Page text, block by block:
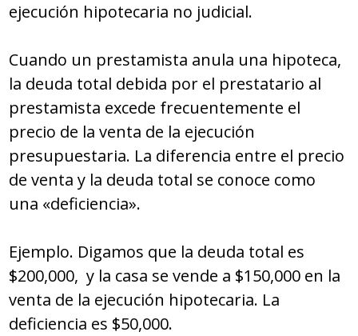
ejecución hipotecaria no judicial.
Cuando un prestamista anula una hipoteca,
la deuda total debida por el prestatario al
prestamista excede frecuentemente el
precio de la venta de la ejecución
presupuestaria. La diferencia entre el precio
de venta y la deuda total se conoce como
una «deficiencia».
Ejemplo. Digamos que la deuda total es
$200,000, y la casa se vende a $150,000 en la
venta de la ejecución hipotecaria. La
deficiencia es $50,000.